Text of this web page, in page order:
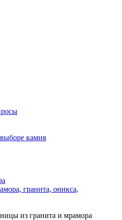
камня
гранита, оникса,
из гранита и мрамора